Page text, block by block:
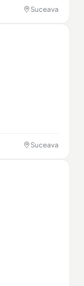
Suceava
Suceava